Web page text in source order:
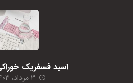
اسید فسفریک
۳ مرداد، ۱۴۰۳